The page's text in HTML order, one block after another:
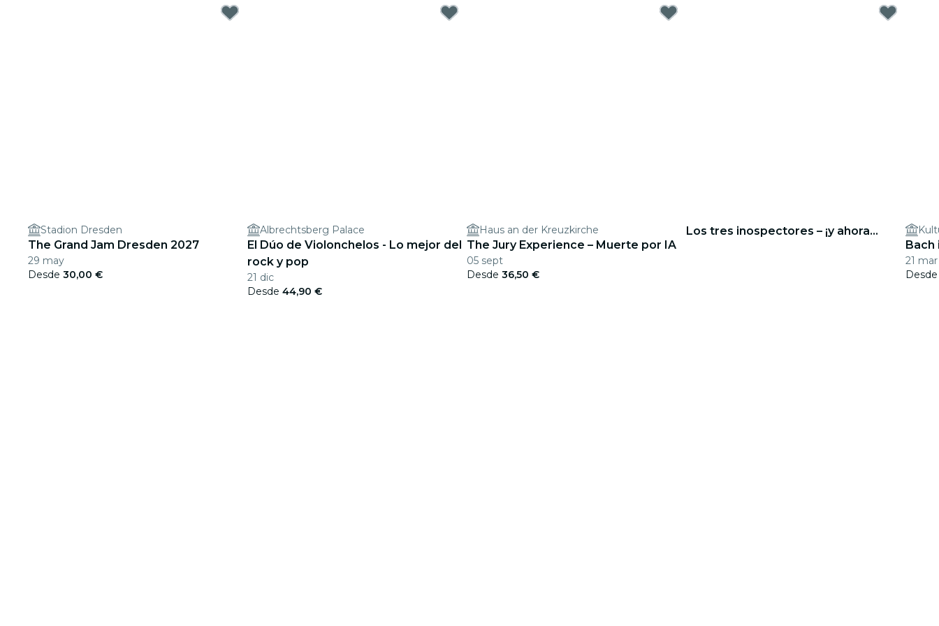
Stadion Dresden
The Grand Jam Dresden 2027
29 may
Desde 30,00 €
Albrechtsberg Palace
El Dúo de Violonchelos - Lo mejor del
rock y pop
21 dic
Desde 44,90 €
Haus an der Kreuzkirche
The Jury Experience – Muerte por IA
05 sept
Desde 36,50 €
Los tres inospectores – ¡y ahora...
Bach
21 mar